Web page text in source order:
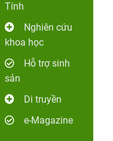
Tính
Nghiên cứu
khoa học
Hỗ trợ sinh
sản
Di truyền
e-Magazine